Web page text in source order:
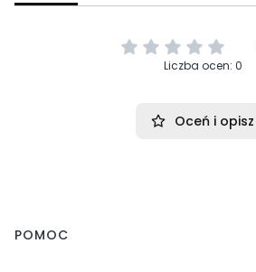
Liczba ocen: 0
Oceń i opisz
Linki w stopce
POMOC